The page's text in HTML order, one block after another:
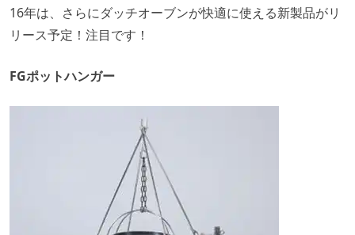
16年は、さらにダッチオーブンが快適に使える新製品がリ
リース予定！注目です！
FGポットハンガー